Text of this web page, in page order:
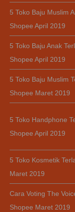
5 Toko Baju Muslim
Shopee April 2019
5 Toko Baju Anak
Shopee April 2019
5 Toko Baju Muslim
Shopee Maret 2019
5 Toko Handphone
Shopee April 2019
5 Toko Kosmetik
Maret 2019
Cara Voting The
Shopee Maret 2019